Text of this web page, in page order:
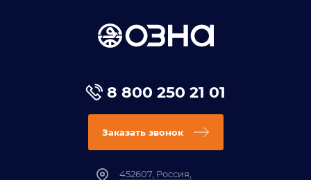
8 800 250 21 01
Заказать звонок
452607, Россия,